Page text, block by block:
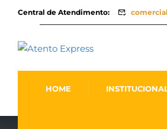
Central de Atendimento:
HOME